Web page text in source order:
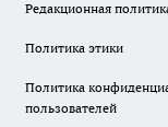
Редакционная
Политика этики
Политика
пользователей